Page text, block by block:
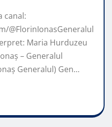
canal:
@FlorinIonasGeneralul
Maria Hurduzeu
– Generalul
Generalul) Gen…